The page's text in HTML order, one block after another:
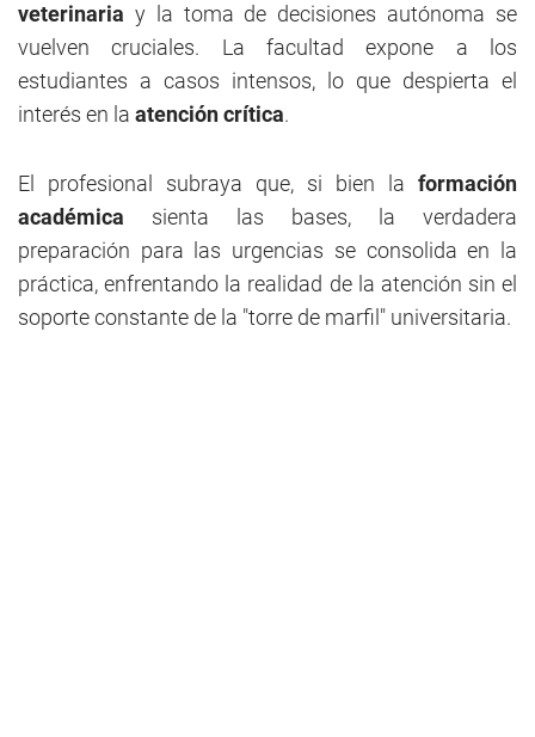
veterinaria y la toma de decisiones autónoma se
vuelven cruciales. La facultad expone a los
estudiantes a casos intensos, lo que despierta el
interés en la atención crítica.
El profesional subraya que, si bien la formación
académica sienta las bases, la verdadera
preparación para las urgencias se consolida en la
práctica, enfrentando la realidad de la atención sin el
soporte constante de la "torre de marfil" universitaria.